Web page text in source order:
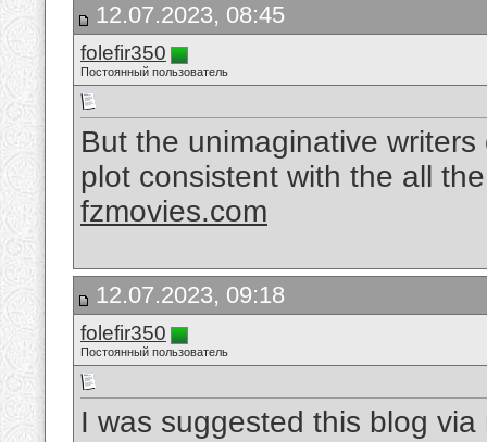
12.07.2023, 08:45
folefir350
Постоянный пользователь
But the unimaginative
plot consistent with the all
fzmovies.com
12.07.2023, 09:18
folefir350
Постоянный пользователь
I was suggested this blog